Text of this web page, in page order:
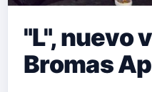
"L", nuevo
Bromas